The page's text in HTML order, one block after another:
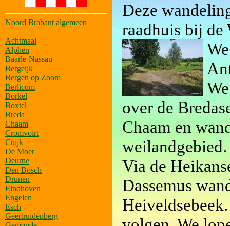
Noord Brabant algemeen
Achtmaal
Alphen
Baarle-Nassau
Bergeijk
Bergen op Zoom
Berlicum
Borkel
Boxtel
Breda
Chaam
Cromvoirt
Cuijk
De Moer
Deurne
Den Bosch
Drunen
Eindhoven
Engelen
Esch
Geertruidenberg
Deze
raadhuis bij de
over de
Chaam en
weilandgebied.
Via de
Dassemus